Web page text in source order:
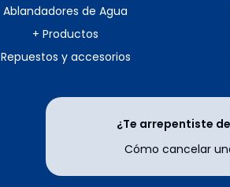
Ablandadores de Agua
+ Productos
Repuestos y accesorios
¿Te arrepentiste
Cómo cancelar